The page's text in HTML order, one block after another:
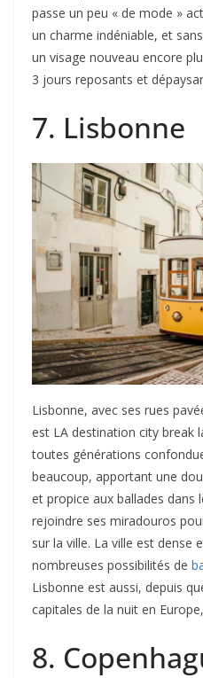
passe un peu « de mode »
un charme indéniable, et
un visage nouveau encore
3 jours reposants et
7. Lisbonne
Lisbonne, avec ses rues
est LA destination city break
toutes générations
beaucoup, apportant une
et propice aux ballades dans
rejoindre ses miradouros
sur la ville. La ville est dense
nombreuses possibilités de
Lisbonne est aussi, depuis
capitales de la nuit en
8.